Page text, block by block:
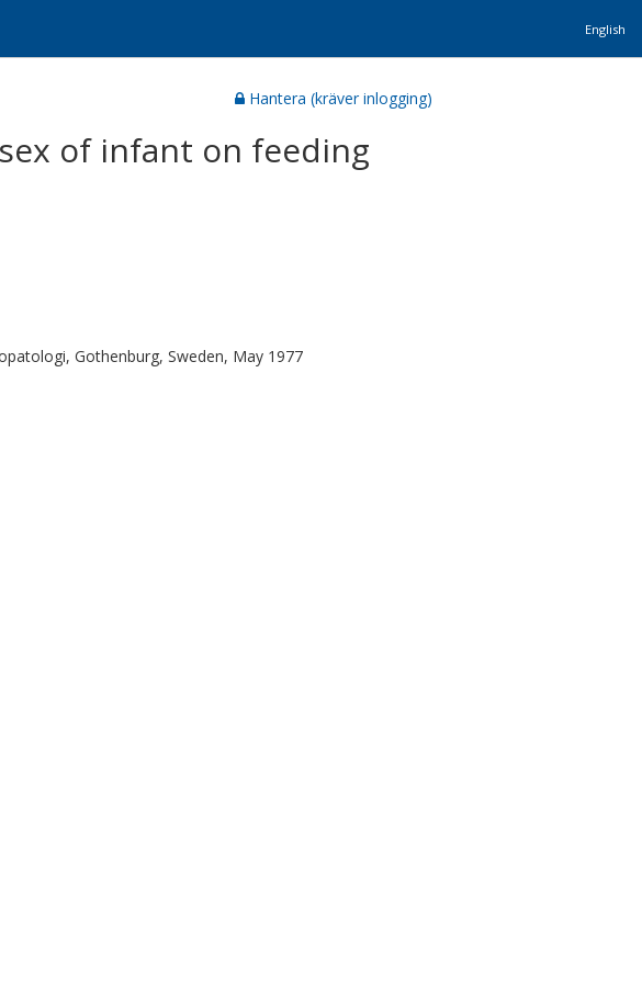
English
Hantera (kräver inlogging)
of infant on feeding
Gothenburg, Sweden, May 1977